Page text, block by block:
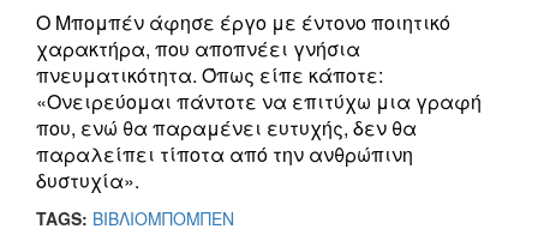
Ο Μπομπέν άφησε έργο με έντονο ποιητικό
χαρακτήρα, που αποπνέει γνήσια
πνευματικότητα. Όπως είπε κάποτε:
«Ονειρεύομαι πάντοτε να επιτύχω μια γραφή
που, ενώ θα παραμένει ευτυχής, δεν θα
παραλείπει τίποτα από την ανθρώπινη
δυστυχία».
TAGS: ΒΙΒΛΙΟΜΠΟΜΠΕΝ